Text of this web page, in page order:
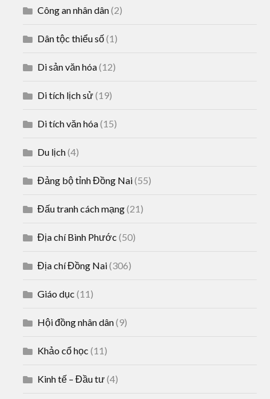
Công an nhân dân(2)
Dân tộc thiểu số(1)
Di sản văn hóa(12)
Di tích lịch sử(19)
Di tích văn hóa(15)
Du lịch(4)
Đảng bộ tỉnh Đồng Nai(55)
Đấu tranh cách mạng(21)
Địa chí Bình Phước (50)
Địa chí Đồng Nai(306)
Giáo dục (11)
Hội đồng nhân dân(9)
Khảo cổ học (11)
Kinh tế – Đầu tư(4)